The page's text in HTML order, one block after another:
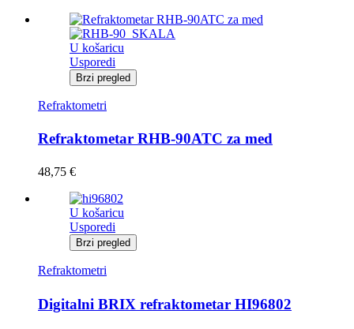
U košaricu
Usporedi
Brzi pregled
Refraktometri
Refraktometar RHB-90ATC za med
48,75 €
U košaricu
Usporedi
Brzi pregled
Refraktometri
Digitalni BRIX refraktometar HI96802